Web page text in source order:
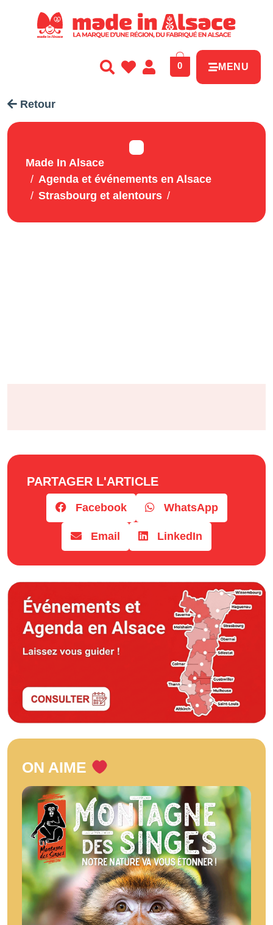
0 MENU
Retour
Made In Alsace
Agenda et événements en Alsace
Strasbourg et alentours
PARTAGER L'ARTICLE
Facebook WhatsApp
Email LinkedIn
ON AIME